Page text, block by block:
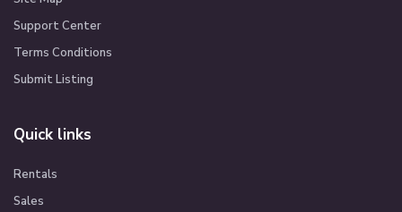
Support Center
Terms Conditions
Submit Listing
Quick links
Rentals
Sales